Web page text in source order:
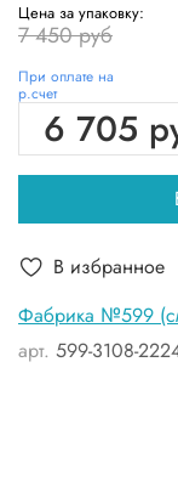
Фабрика №599
арт. 599-3108-
Цена за упаковку:
7 450 руб
При оплате на
р.счет
6 705
В избранное